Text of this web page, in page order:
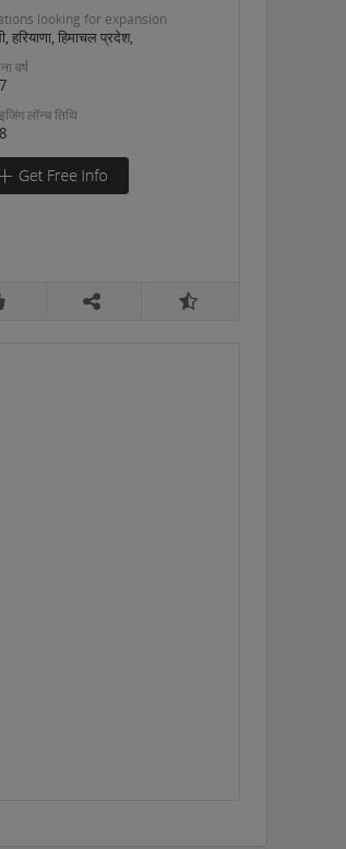
looking for expansion
हरियाणा, हिमाचल प्रदेश,
वर्ष
लॉन्च तिथि